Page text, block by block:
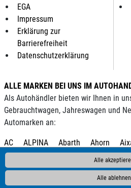
Alle
Alle ablehnen
EGA
Impressum
Erklärung zur
Barrierefreiheit
Datenschutzerklärung
ALLE MARKEN BEI UNS IM
Als Autohändler bieten wir Ihnen in
Gebrauchtwagen, Jahreswagen und
Automarken an:
AC ALPINA Abarth Ahorn
Audi
BAIC BAW BMW BYD
Bürstner
Cadillac Carado
Clever Cupra